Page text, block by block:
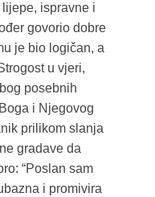
ispravne i
govorio dobre
je bio logičan, a
u vjeri,
posebnih
i Njegovog
prilikom slanja
gradave da
“Poslan sam
i promivira